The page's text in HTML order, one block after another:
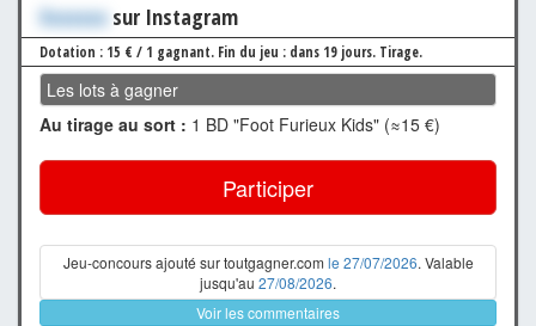
Xxxxxxx sur Instagram
Dotation : 15 € / 1 gagnant. Fin du jeu : dans 19 jours. Tirage.
Les lots à gagner
Au tirage au sort : 1 BD "Foot Furieux Kids" (≈15 €)
Participer
Jeu-concours ajouté sur toutgagner.com le 27/07/2026. Valable
jusqu'au 27/08/2026.
Voir les commentaires